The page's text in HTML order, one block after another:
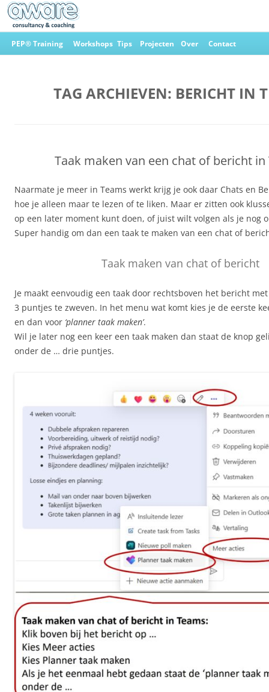
Ga
naar
PEP® Training Workshops Tips Projecten Over Contact
TAG ARCHIEVEN: BERICHT IN
Taak maken van een chat of bericht in
Naarmate je meer in Teams werkt krijg je ook daar Chats en
hoe je alleen maar te lezen of te liken. Maar er zitten ook
op een later moment kunt doen, of juist wilt volgen als je nog
Super handig om dan een taak te maken van een chat of
Taak maken van chat of bericht
Je maakt eenvoudig een taak door rechtsboven het bericht
3 puntjes te zweven. In het menu wat komt kies je de eerste
en dan voor ‘planner taak maken’.
Wil je later nog een keer een taak maken dan staat de knop
onder de … drie puntjes.